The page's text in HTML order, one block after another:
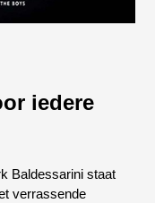
iedere
Baldessarini staat
verrassende